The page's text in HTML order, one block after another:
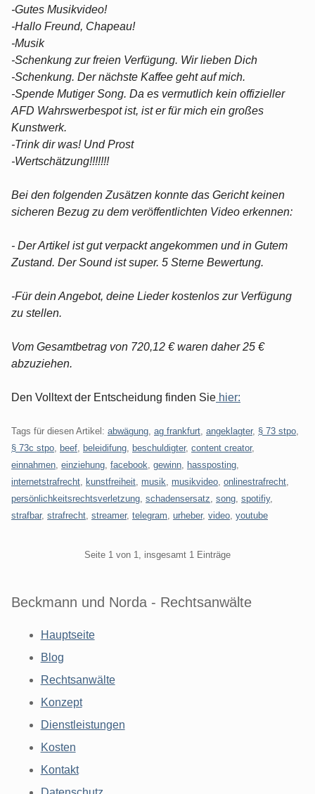
-Gutes Musikvideo!
-Hallo Freund, Chapeau!
-Musik
-Schenkung zur freien Verfügung. Wir lieben Dich
-Schenkung. Der nächste Kaffee geht auf mich.
-Spende Mutiger Song. Da es vermutlich kein offizieller
AFD Wahrswerbespot ist, ist er für mich ein großes
Kunstwerk.
-Trink dir was! Und Prost
-Wertschätzung!!!!!!!
Bei den folgenden Zusätzen konnte das Gericht keinen
sicheren Bezug zu dem veröffentlichten Video erkennen:
- Der Artikel ist gut verpackt angekommen und in Gutem
Zustand. Der Sound ist super. 5 Sterne Bewertung.
-Für dein Angebot, deine Lieder kostenlos zur Verfügung
zu stellen.
Vom Gesamtbetrag von 720,12 € waren daher 25 €
abzuziehen.
Den Volltext der Entscheidung finden Sie hier:
Tags für diesen Artikel: abwägung ag frankfurt angeklagter, § 73 stpo
§ 73c stpo
beef beleidifung beschuldigter, content creator,
einnahmen einziehung facebook gewinn hassposting
internetstrafrecht
kunstfreiheit musik musikvideo onlinestrafrecht
persönlichkeitsrechtsverletzung schadensersatz song spotifiy,
strafbar, strafrecht streamer, telegram urheber, video youtube
Seite 1 von 1, insgesamt 1 Einträge
Beckmann und Norda - Rechtsanwälte
Hauptseite
Blog
Rechtsanwälte
Konzept
Dienstleistungen
Kosten
Kontakt